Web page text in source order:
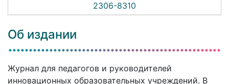
2306-8310
Об издании
Журнал для педагогов и руководителей
инновационных образовательных учреждений. В